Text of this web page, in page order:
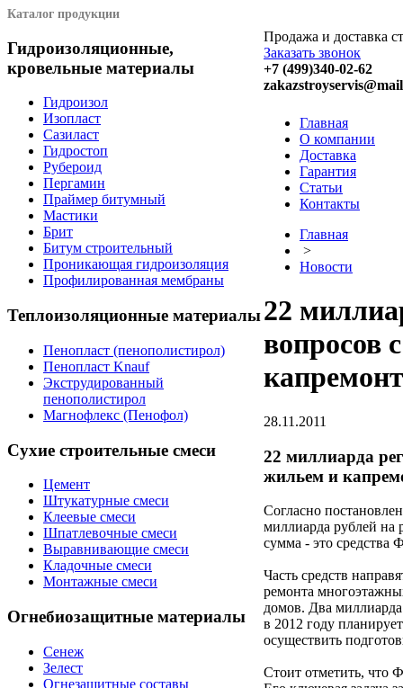
Каталог продукции
Гидроизоляционные,
кровельные материалы
Гидроизол
Изопласт
Сазиласт
Гидростоп
Рубероид
Пергамин
Праймер битумный
Мастики
Брит
Битум строительный
Проникающая гидроизоляция
Профилированная мембраны
Теплоизоляционные материалы
Пенопласт (пенополистирол)
Пенопласт Knauf
Экструдированный
пенополистирол
Магнофлекс (Пенофол)
Сухие строительные смеси
Цемент
Штукатурные смеси
Клеевые смеси
Шпатлевочные смеси
Выравнивающие смеси
Кладочные смеси
Монтажные смеси
Огнебиозащитные материалы
Сенеж
Зелест
Огнезащитные составы
Продажа и доставка
Заказать звонок
+7 (499)340-02-62
Главная
О компании
Доставка
Гарантия
Статьи
Контакты
Главная
>
Новости
22
вопросов
28.11.2011
22 миллиарда
жильем и
Согласно
миллиарда рублей на
сумма - это
Часть средств
ремонта
домов. Два
в 2012 году
осуществить
Стоит отметить, что